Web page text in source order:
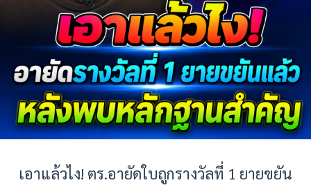
เอาแล้วไง! ตร.อายัดใบถูกรางวัลที่ 1 ยายขยัน